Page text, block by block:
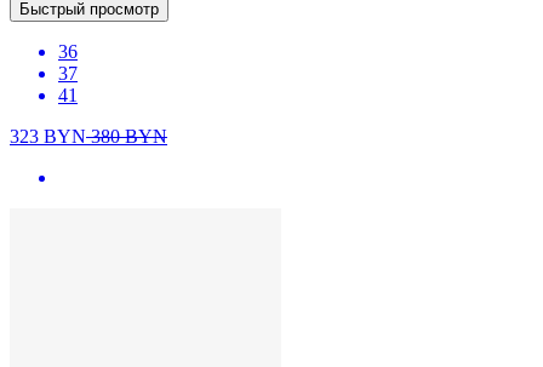
Быстрый просмотр
36
37
41
323 BYN380BYN